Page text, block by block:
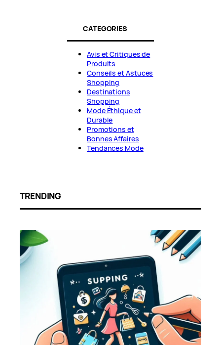
CATEGORIES
Avis et Critiques de
Produits
Conseils et Astuces
Shopping
Destinations
Shopping
Mode Éthique et
Durable
Promotions et
Bonnes Affaires
Tendances Mode
TRENDING